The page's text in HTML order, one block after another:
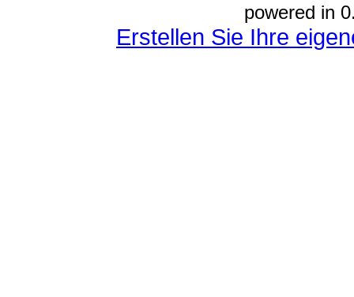
powered in
Erstellen Sie Ihre